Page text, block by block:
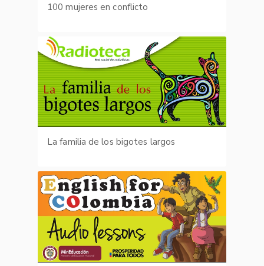
100 mujeres en conflicto
La familia de los bigotes largos